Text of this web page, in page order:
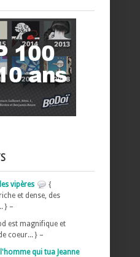
vipères
{
et dense, des
} –
est magnifique et
coeur... } –
qui tua Jeanne